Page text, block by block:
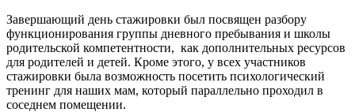
Завершающий день стажировки был посвящен разбору
функционирования группы дневного пребывания и школы
родительской компетентности, как дополнительных ресурсов
для родителей и детей. Кроме этого, у всех участников
стажировки была возможность посетить психологический
тренинг для наших мам, который параллельно проходил в
соседнем помещении.